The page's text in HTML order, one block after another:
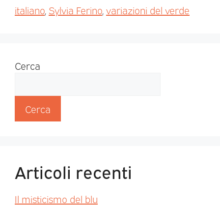
italiano Sylvia Ferino variazioni del verde
Cerca
Cerca
Articoli recenti
Il misticismo del blu